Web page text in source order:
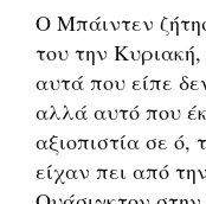
Ο Μπάιντεν
του την
αυτά που είπε
αλλά αυτό που
αξιοπιστία σε ό,
είχαν πει από